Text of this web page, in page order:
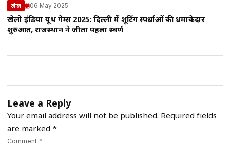
खेल 06 May 2025
खेलो इंडिया यूथ गेम्स 2025: दिल्ली में शूटिंग स्पर्धाओं की धमाकेदार
शुरुआत, राजस्थान ने जीता पहला स्वर्ण
Leave a Reply
Your email address will not be published. Required fields
are marked *
Comment *